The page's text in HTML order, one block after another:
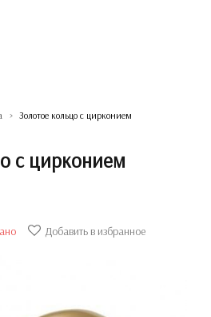
Золотое кольцо с цирконием
с цирконием
Добавить в избранное